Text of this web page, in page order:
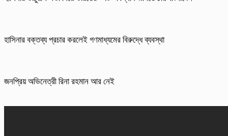
হাসিনার বক্তব্য প্রচার করলেই গণমাধ্যমের বিরুদ্ধে ব্যবস্থা
জনপ্রিয় অভিনেত্রী রিনা রহমান আর নেই